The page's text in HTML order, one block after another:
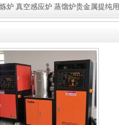
炉 真空感应炉 蒸馏炉贵金属提纯用